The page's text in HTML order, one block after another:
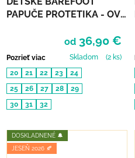
PAPUČE PROTETIKA - OVE
od 36,90 €
Pozrieť viac Skladom
(2 ks)
20
21 22 23
24
25
26 27 28
29
30
31 32
DOSKLADNENÉ 🔔
JESEŇ 2026 🍂